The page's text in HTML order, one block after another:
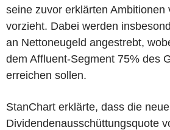
seine zuvor erklärten Ambitionen
vorzieht. Dabei werden
an Nettoneugeld angestrebt,
dem Affluent-Segment 75% des
erreichen sollen.
StanChart erklärte, dass die
Dividendenausschüttungsquote